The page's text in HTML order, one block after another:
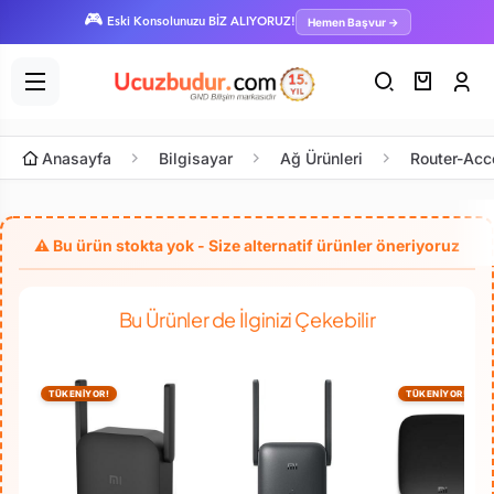
🎮 Eski Konsolunuzu BİZ ALIYORUZ! Hemen Başvur →
Anasayfa Bilgisayar Ağ Ürünleri Router-
Bu Ürünler de İlginizi Çekebilir
TÜKENİYOR! TÜKENİYOR!